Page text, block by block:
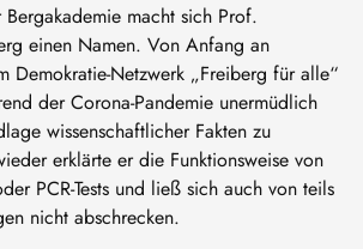
macht sich Prof.
einen Namen. Von Anfang an
Demokratie-Netzwerk „Freiberg für alle“
der Corona-Pandemie unermüdlich
wissenschaftlicher Fakten zu
erklärte er die Funktionsweise von
PCR-Tests und ließ sich auch von teils
nicht abschrecken.